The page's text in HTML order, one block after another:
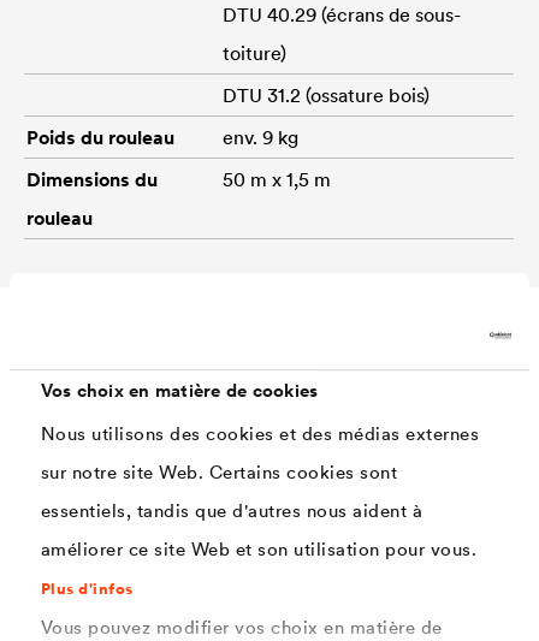
Vos choix en matière de cookies
Nous utilisons des cookies et des médias externes
sur notre site Web. Certains cookies sont
essentiels, tandis que d'autres nous aident à
améliorer ce site Web et son utilisation pour vous.
Plus d'infos
Vous pouvez modifier vos choix en matière de
DTU 40.29 (écrans de sous-
toiture)
DTU 31.2 (ossature bois)
Poids du rouleau
env. 9 kg
Dimensions du
rouleau
50 m x 1,5 m
Accessoires